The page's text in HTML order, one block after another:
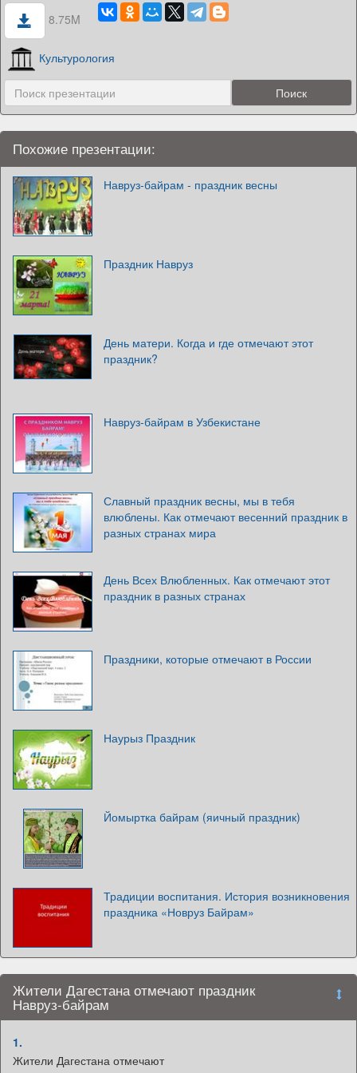
8.75M
Культурология
Похожие презентации:
Навруз-байрам - праздник весны
Праздник Навруз
День матери. Когда и где отмечают этот
праздник?
Навруз-байрам в Узбекистане
Славный праздник весны, мы в тебя
влюблены. Как отмечают весенний праздник в
разных странах мира
День Всех Влюбленных. Как отмечают этот
праздник в разных странах
Праздники, которые отмечают в России
Наурыз Праздник
Йомыртка байрам (яичный праздник)
Традиции воспитания. История возникновения
праздника «Новруз Байрам»
Жители Дагестана отмечают праздник
Навруз-байрам
1.
Жители Дагестана отмечают